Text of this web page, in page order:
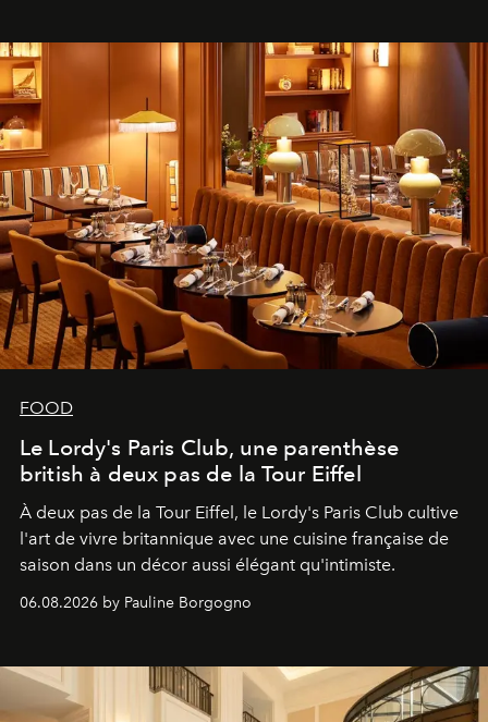
FOOD
Le Lordy's Paris Club, une parenthèse
british à deux pas de la Tour Eiffel
À deux pas de la Tour Eiffel, le Lordy's Paris Club cultive
l'art de vivre britannique avec une cuisine française de
saison dans un décor aussi élégant qu'intimiste.
06.08.2026 by Pauline Borgogno